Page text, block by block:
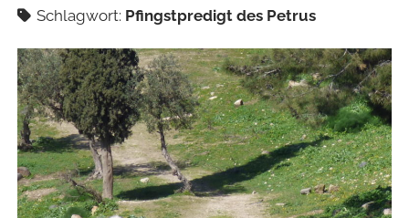
PSALM
LIEDER
LITURGIEN
MEDITATIONEN
SONSTIGES
Schlagwort: Pfingstpredigt des Petrus